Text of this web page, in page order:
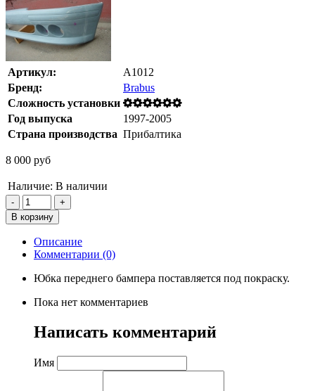
Артикул:
A1012
Бренд:
Brabus
Сложность установки
Год выпуска
1997-2005
Страна производства Прибалтика
8 000 руб
Наличие: В наличии
Описание
Комментарии (0)
Юбка переднего бампера поставляется под покраску.
Пока нет комментариев
Написать комментарий
Имя